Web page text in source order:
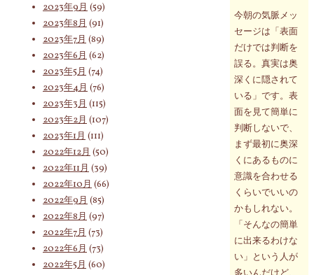
今朝の気脈メッ
セージは「表面
だけでは判断を
誤る。真実は奥
深くに隠されて
いる」です。表
面を見て簡単に
判断しないで、
まず最初に奥深
くにあるものに
意識を合わせる
くらいでいいの
かもしれない。
「そんなの簡単
に出来るわけな
い」という人が
多いんだけど、
2023年9月 (59)
2023年8月 (91)
2023年7月 (89)
2023年6月 (62)
2023年5月 (74)
2023年4月 (76)
2023年3月 (115)
2023年2月 (107)
2023年1月 (111)
2022年12月 (50)
2022年11月 (39)
2022年10月 (66)
2022年9月 (85)
2022年8月 (97)
2022年7月 (73)
2022年6月 (73)
2022年5月 (60)